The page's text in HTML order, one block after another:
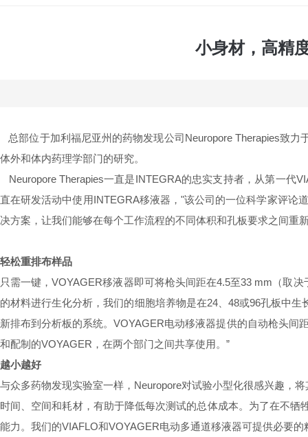
小身材，高精
总部位于加利福尼亚州的药物发现公司Neuropore Therapies致
体外和体内药理学部门的研究。
Neuropore Therapies一直是INTEGRA的忠实支持者，从第一代
直在研发活动中使用INTEGRA移液器，"该公司的一位科学家评论
决方案，让我们能够在每个工作流程的不同体积和孔板要求之间重
轻松重排布样品
只需一键，VOYAGER移液器即可将枪头间距在4.5至33 mm（取
的材料进行生化分析，我们的细胞培养物是在24、48或96孔板中
新排布到分析板的系统。VOYAGER电动移液器提供的自动枪头
和配制的VOYAGER，在两个部门之间共享使用。”
越小越好
与众多药物发现实验室一样，Neuropore对试验小型化很感兴趣，
时间、空间和耗材，有助于降低每次测试的总体成本。为了在不
能力。我们的VIAFLO和VOYAGER电动多通道移液器可提供必要